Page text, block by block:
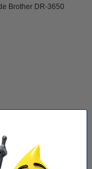
Brother DR-3650